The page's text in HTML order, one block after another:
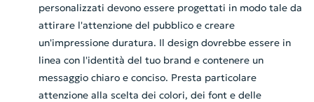
personalizzati devono essere progettati in modo tale da
attirare l'attenzione del pubblico e creare
un'impressione duratura. Il design dovrebbe essere in
linea con l'identità del tuo brand e contenere un
messaggio chiaro e conciso. Presta particolare
attenzione alla scelta dei colori, dei font e delle